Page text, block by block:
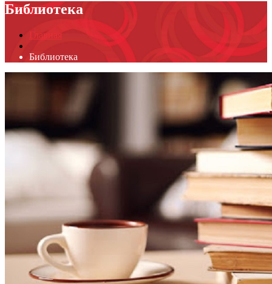
Библиотека
Главная
Библиотека